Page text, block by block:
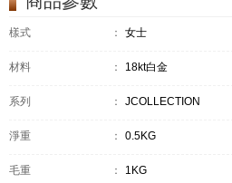
樣式 ： 女士
材料 ： 18kt白金
系列 ： JCOLLECTION
淨重 ： 0.5KG
毛重 ： 1KG